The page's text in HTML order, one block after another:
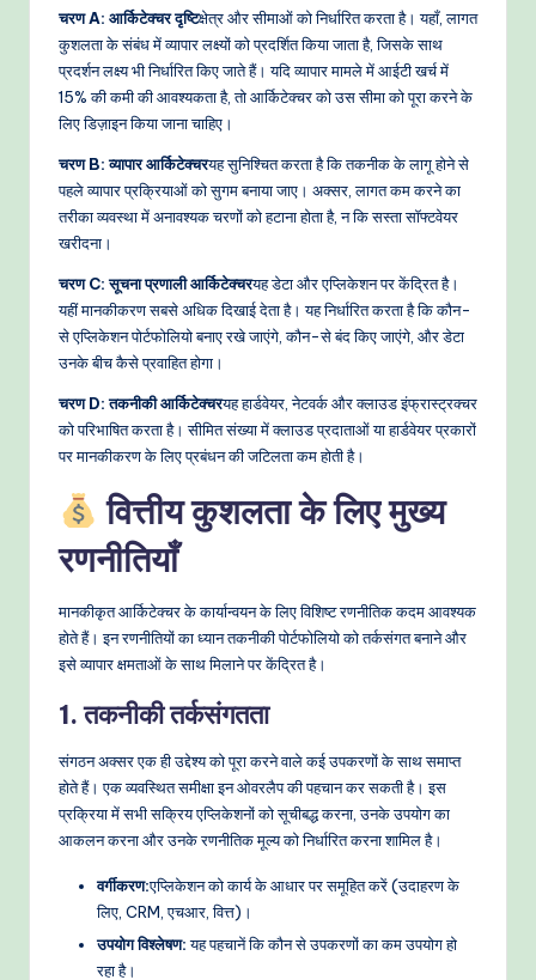
चरण A: आर्किटेक्चर दृष्टिक्षेत्र और सीमाओं को निर्धारित करता है। यहाँ, लागत
कुशलता के संबंध में व्यापार लक्ष्यों को प्रदर्शित किया जाता है, जिसके साथ
प्रदर्शन लक्ष्य भी निर्धारित किए जाते हैं। यदि व्यापार मामले में आईटी खर्च में
15% की कमी की आवश्यकता है, तो आर्किटेक्चर को उस सीमा को पूरा करने के
लिए डिज़ाइन किया जाना चाहिए।
चरण B: व्यापार आर्किटेक्चरयह सुनिश्चित करता है कि तकनीक के लागू होने से
पहले व्यापार प्रक्रियाओं को सुगम बनाया जाए। अक्सर, लागत कम करने का
तरीका व्यवस्था में अनावश्यक चरणों को हटाना होता है, न कि सस्ता सॉफ्टवेयर
खरीदना।
चरण C: सूचना प्रणाली आर्किटेक्चरयह डेटा और एप्लिकेशन पर केंद्रित है।
यहीं मानकीकरण सबसे अधिक दिखाई देता है। यह निर्धारित करता है कि कौन-
से एप्लिकेशन पोर्टफोलियो बनाए रखे जाएंगे, कौन-से बंद किए जाएंगे, और डेटा
उनके बीच कैसे प्रवाहित होगा।
चरण D: तकनीकी आर्किटेक्चरयह हार्डवेयर, नेटवर्क और क्लाउड इंफ्रास्ट्रक्चर
को परिभाषित करता है। सीमित संख्या में क्लाउड प्रदाताओं या हार्डवेयर प्रकारों
पर मानकीकरण के लिए प्रबंधन की जटिलता कम होती है।
वित्तीय कुशलता के लिए मुख्य
रणनीतियाँ
मानकीकृत आर्किटेक्चर के कार्यान्वयन के लिए विशिष्ट रणनीतिक कदम आवश्यक
होते हैं। इन रणनीतियों का ध्यान तकनीकी पोर्टफोलियो को तर्कसंगत बनाने और
इसे व्यापार क्षमताओं के साथ मिलाने पर केंद्रित है।
1. तकनीकी तर्कसंगतता
संगठन अक्सर एक ही उद्देश्य को पूरा करने वाले कई उपकरणों के साथ समाप्त
होते हैं। एक व्यवस्थित समीक्षा इन ओवरलैप की पहचान कर सकती है। इस
प्रक्रिया में सभी सक्रिय एप्लिकेशनों को सूचीबद्ध करना, उनके उपयोग का
आकलन करना और उनके रणनीतिक मूल्य को निर्धारित करना शामिल है।
वर्गीकरण:एप्लिकेशन को कार्य के आधार पर समूहित करें (उदाहरण के
लिए, CRM, एचआर, वित्त)।
उपयोग विश्लेषण:यह पहचानें कि कौन से उपकरणों का कम उपयोग हो
रहा है।